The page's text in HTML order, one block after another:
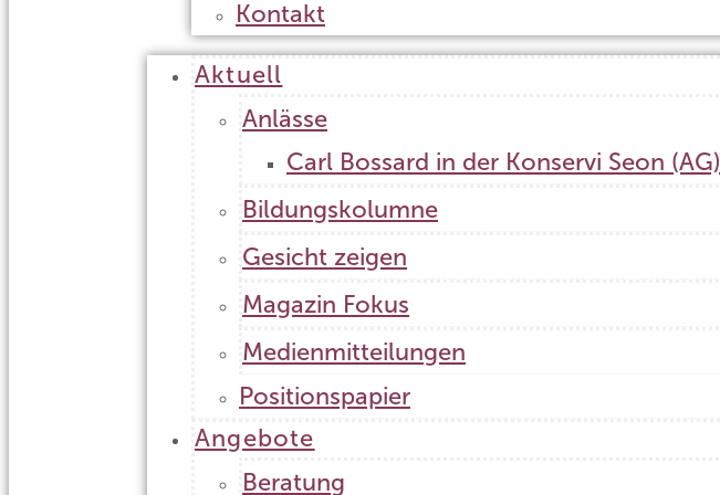
Kontakt
Aktuell
Anlässe
Carl Bossard in der Konservi Seon (AG)
Bildungskolumne
Gesicht zeigen
Magazin Fokus
Medienmitteilungen
Positionspapier
Angebote
Beratung